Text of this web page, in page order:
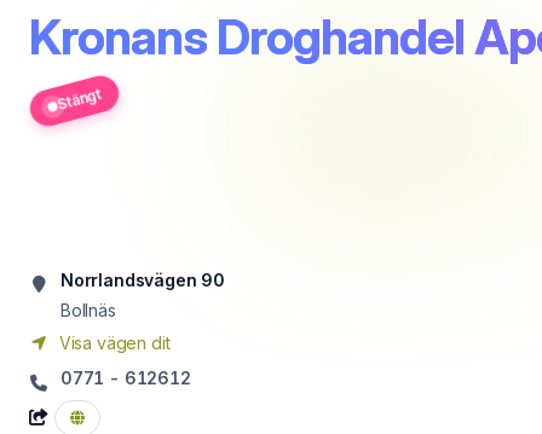
Kronans Droghandel
Stängt
Norrlandsvägen 90
Bollnäs
Visa vägen dit
0771 - 612612